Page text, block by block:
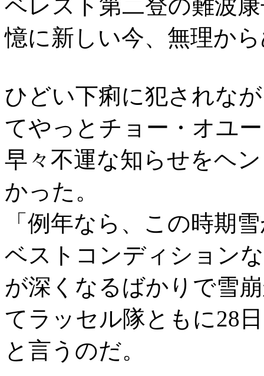
ベレスト第二登の難波
憶に新しい今、無理か
ひどい下痢に犯されな
てやっとチョー・オユ
早々不運な知らせをヘ
かった。
「例年なら、この時期
ベストコンディション
が深くなるばかりで雪
てラッセル隊ともに28
と言うのだ。